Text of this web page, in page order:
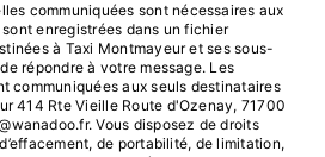
communiquées sont nécessaires aux
enregistrées dans un fichier
à Taxi Montmayeur et ses sous-
répondre à votre message. Les
communiquées aux seuls destinataires
414 Rte Vieille Route d'Ozenay, 71700
Vous disposez de droits
de portabilité, de limitation,